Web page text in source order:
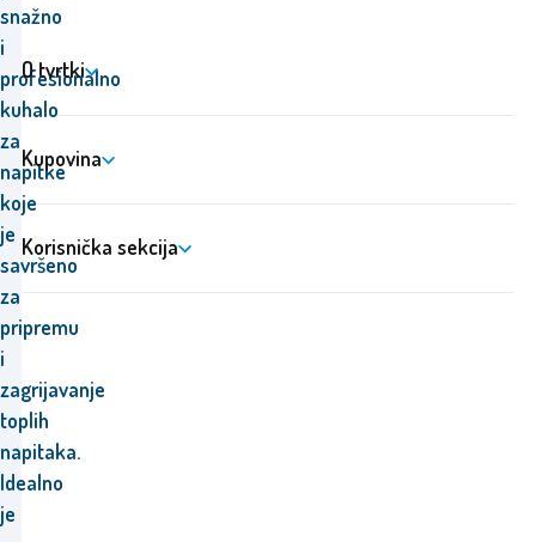
snažno
i
profesionalno
kuhalo
za
napitke
koje
je
savršeno
za
pripremu
i
zagrijavanje
toplih
napitaka.
Idealno
je
O tvrtki
Kupovina
Korisnička sekcija